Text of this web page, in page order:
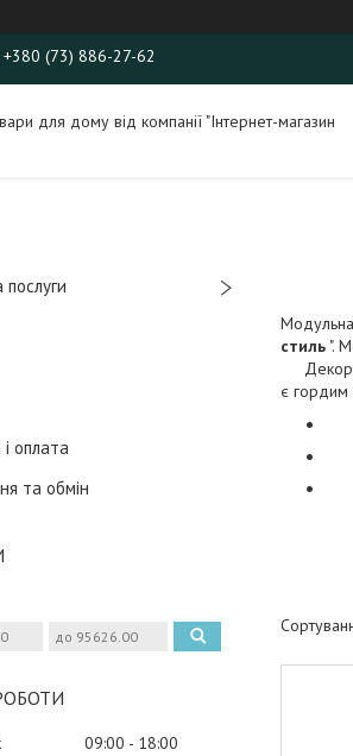
+380 (73) 886-27-62
для дому від компанії "Інтернет-магазин
оплата
та обмін
09:00
18:00
стиль ".
Декор,
є гордим